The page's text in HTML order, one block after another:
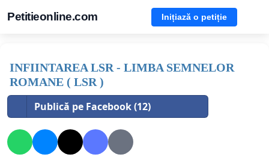
Petitieonline.com Inițiază o petiție
INFIINTAREA LSR - LIMBA SEMNELOR
ROMANE ( LSR )
Publică pe Facebook (12)